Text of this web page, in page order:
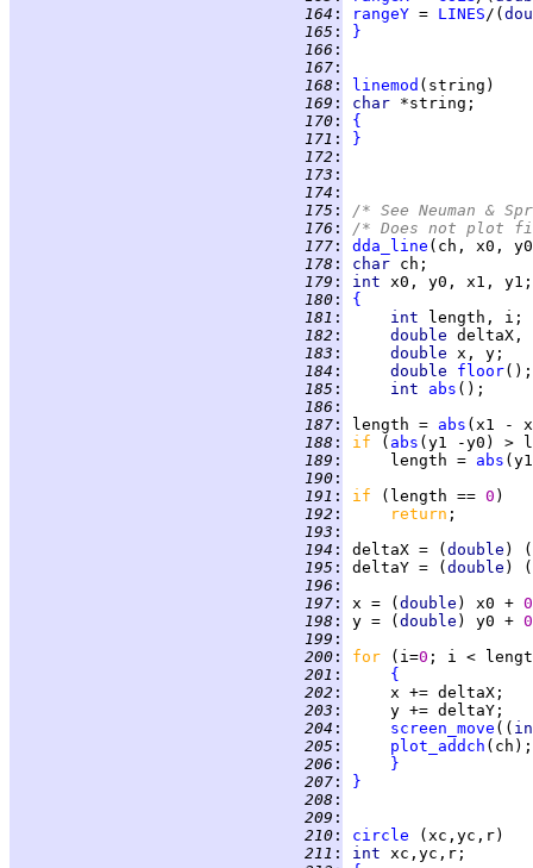
164 : rangeY = LINES /(
165 :
}
166 :
167 :
168 : linemod
169 : char
170 :
{
171 :
}
172 :
173 :
174 :
175 :
/* See Neuman &
176 :
/* Does not plot
177 :
dda_line
178 : char
179 : int x0, y0, x1,
180 :
{
181 : int
182 :
double
183 : double
184 : double floor
185 : int abs
186 :
187 : length = abs
188 : if ( abs
189 :
     length =
abs
190 :
191 : if (length == 0
192 : return
193 :
194 : deltaX = ( double )
195 : deltaY = ( double )
196 :
197 : x = ( double ) x0 +
198 : y = ( double ) y0 +
199 :
200 : for (i=0
201 :
{
202 :
203 :
204 : screen_move ((
205 :
plot_addch
206 :
}
207 :
}
208 :
209 :
210 : circle
211 : int